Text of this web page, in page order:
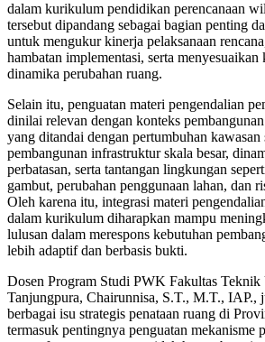
dalam kurikulum pendidikan perencanaan
tersebut dipandang sebagai bagian penting
untuk mengukur kinerja pelaksanaan
hambatan implementasi, serta menyesuaikan
dinamika perubahan ruang.
Selain itu, penguatan materi pengendalian
dinilai relevan dengan konteks
yang ditandai dengan pertumbuhan kawasan
pembangunan infrastruktur skala besar,
perbatasan, serta tantangan lingkungan
gambut, perubahan penggunaan lahan, dan
Oleh karena itu, integrasi materi
dalam kurikulum diharapkan mampu
lulusan dalam merespons kebutuhan
lebih adaptif dan berbasis bukti.
Dosen Program Studi PWK Fakultas Teknik
Tanjungpura, Chairunnisa, S.T., M.T., IAP.,
berbagai isu strategis penataan ruang di
termasuk pentingnya penguatan mekanisme